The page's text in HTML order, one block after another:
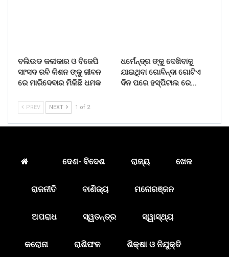
ବଲିଉଡ କଳାକାର ଓ ବିଜେପି
ସାଂସଦ ରବି କିଶନ ଙ୍କୁ ଜୀବନ
ରେ ମାରିଦେବାର ମିଳିଛି ଧମକ
ଧର୍ମେନ୍ଦ୍ର ଙ୍କୁ ଦେଖିବାକୁ
ଯାଇଥିବା ଗୋବିନ୍ଦା ଗୋଟିଏ
ଦିନ ପରେ ହସ୍ପିଟାଲ ରେ…
PREV NEXT 1 of 2
ଦେଶ- ବିଦେଶ ରାଜ୍ୟ ଖେଳ
ରାଜନୀତି ବାଣିଜ୍ୟ ମନୋରଞ୍ଜନ
ଅପରାଧ ସ୍ୱତନ୍ତ୍ର ସ୍ୱାସ୍ଥ୍ୟ
କରୋନା ରାଶିଫଳ ଶିକ୍ଷା ଓ ନିଯୁକ୍ତି